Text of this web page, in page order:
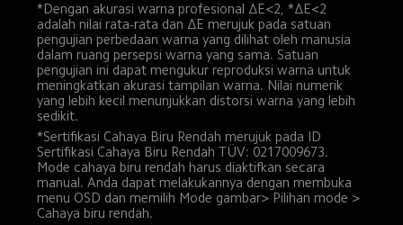
*Dengan akurasi warna profesional ΔE<2, *ΔE<2
adalah nilai rata-rata dan ΔE merujuk pada satuan
pengujian perbedaan warna yang dilihat oleh manusia
dalam ruang persepsi warna yang sama. Satuan
pengujian ini dapat mengukur reproduksi warna untuk
meningkatkan akurasi tampilan warna. Nilai numerik
yang lebih kecil menunjukkan distorsi warna yang lebih
sedikit.
*Sertifikasi Cahaya Biru Rendah merujuk pada ID
Sertifikasi Cahaya Biru Rendah TÜV: 0217009673.
Mode cahaya biru rendah harus diaktifkan secara
manual. Anda dapat melakukannya dengan membuka
menu OSD dan memilih Mode gambar> Pilihan mode >
Cahaya biru rendah.